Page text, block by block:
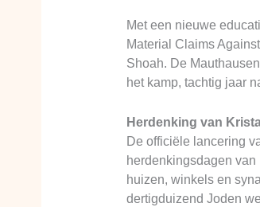
Met een nieuwe
Material Claims
Shoah. De
het kamp, tachtig jaar
Herdenking van
De officiële lancering
herdenkingsdagen
huizen, winkels en
dertigduizend Joden